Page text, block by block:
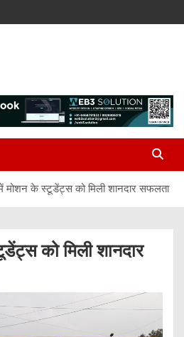
मोशन के स्टूडेंट्स को मिली शानदार सफलता
को मिली शानदार